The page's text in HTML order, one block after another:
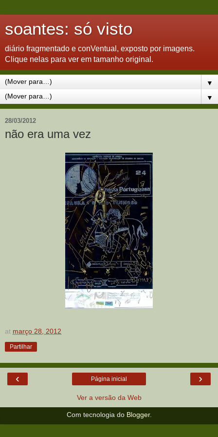
soantes: só visto
diário fragmentado e conVentual, exposto por imagens.
Clique nelas para ver em tamanho original.
▼
▼
28/03/2012
não era uma vez
at março 28, 2012
Partilhar
‹ ›
Página inicial
Ver a versão da Web
Com tecnologia do Blogger.